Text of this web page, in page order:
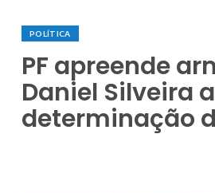
POLÍTICA
PF apreende
Daniel Silveira
determinação